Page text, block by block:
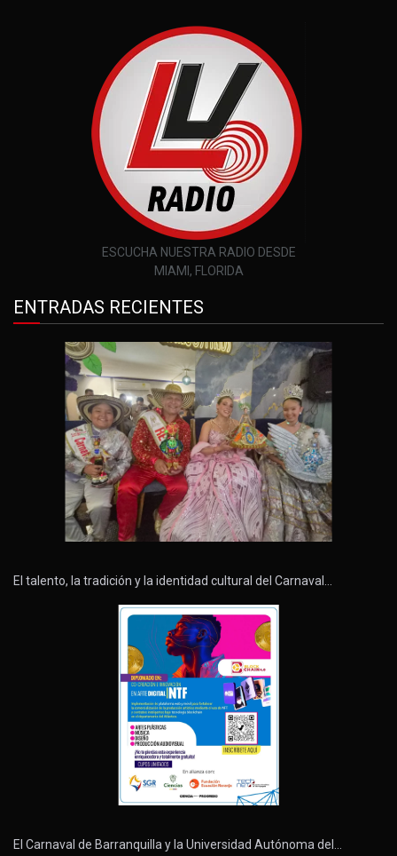
ESCUCHA NUESTRA RADIO DESDE
MIAMI, FLORIDA
ENTRADAS RECIENTES
El talento, la tradición y la identidad cultural del Carnaval…
El Carnaval de Barranquilla y la Universidad Autónoma del…